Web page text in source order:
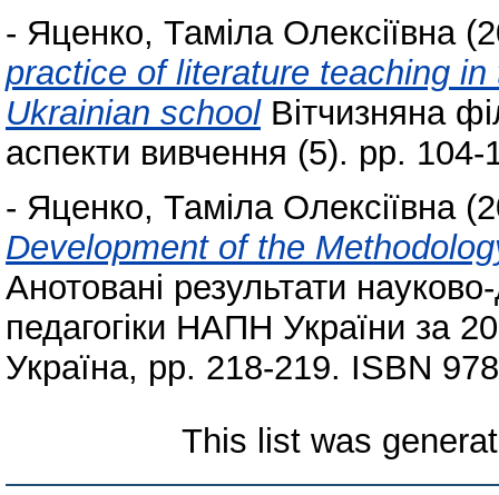
- Яценко, Таміла Олексіївна
practice of literature teaching
Ukrainian schoolВітчизняна
аспекти вивчення (5). pp. 104-
- Яценко, Таміла Олексіївна
Development of the
Анотовані результати
педагогіки НАПН України за
Україна, pp. 218-219. ISBN
This list was